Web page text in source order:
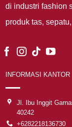
di industri fashion
produk tas,
INFORMASI KANTOR
Jl. Ibu Inggit
40242
+6282218136730